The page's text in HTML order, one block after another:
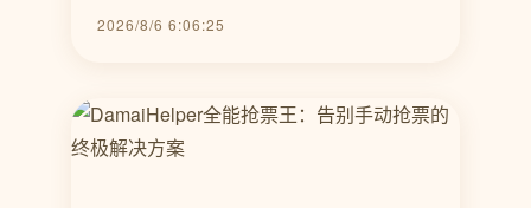
2026/8/6 6:06:25